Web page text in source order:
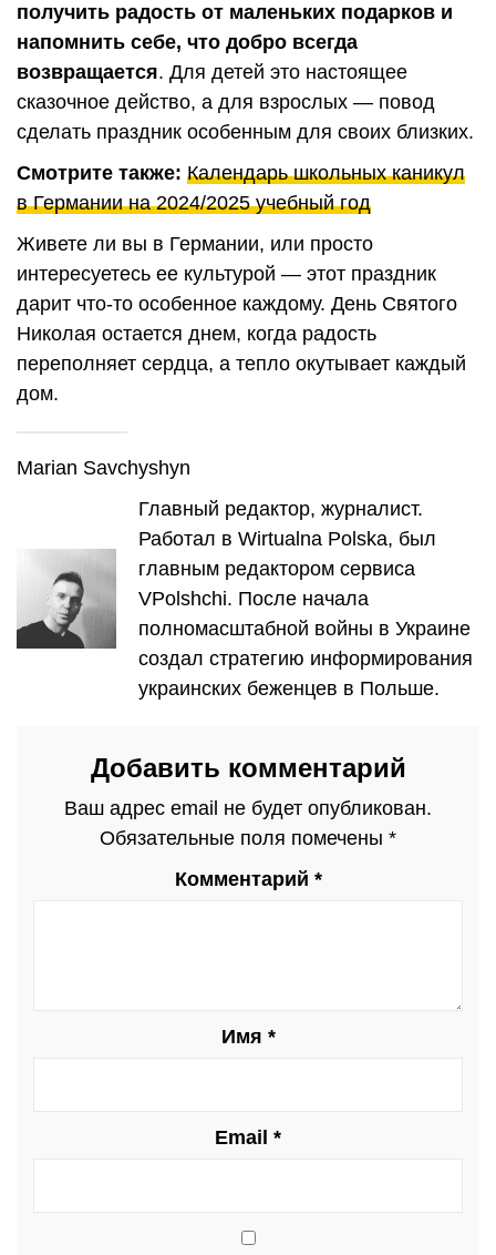
получить радость от маленьких подарков и
напомнить себе, что добро всегда
возвращается. Для детей это настоящее
сказочное действо, а для взрослых — повод
сделать праздник особенным для своих близких.
Смотрите также: Календарь школьных каникул
в Германии на 2024/2025 учебный год
Живете ли вы в Германии, или просто
интересуетесь ее культурой — этот праздник
дарит что-то особенное каждому. День Святого
Николая остается днем, когда радость
переполняет сердца, а тепло окутывает каждый
дом.
Marian Savchyshyn
Главный редактор, журналист.
Работал в Wirtualna Polska, был
главным редактором сервиса
VPolshchi. После начала
полномасштабной войны в Украине
создал стратегию информирования
украинских беженцев в Польше.
Добавить комментарий
Ваш адрес email не будет опубликован.
Обязательные поля помечены *
Комментарий *
Имя *
Email *